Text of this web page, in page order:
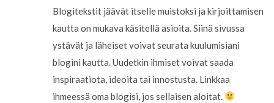
Blogitekstit jäävät itselle muistoksi ja kirjoittamisen
kautta on mukava käsitellä asioita. Siinä sivussa
ystävät ja läheiset voivat seurata kuulumisiani
blogini kautta. Uudetkin ihmiset voivat saada
inspiraatiota, ideoita tai innostusta. Linkkaa
ihmeessä oma blogisi, jos sellaisen aloitat.